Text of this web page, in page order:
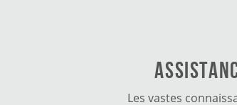
Les vastes